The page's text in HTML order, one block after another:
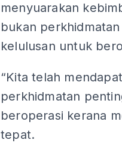
menyuarakan
bukan
kelulusan untuk
“Kita telah
perkhidmatan
beroperasi kerana
tepat.